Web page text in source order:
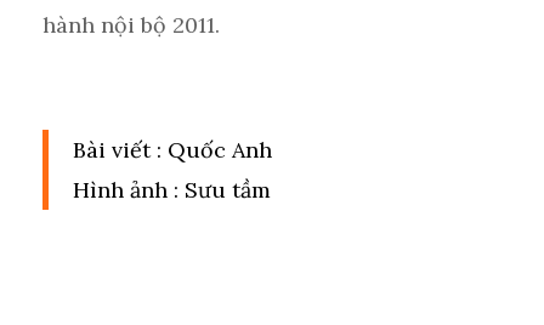
hành nội bộ 2011.
Bài viết : Quốc Anh
Hình ảnh : Sưu tầm